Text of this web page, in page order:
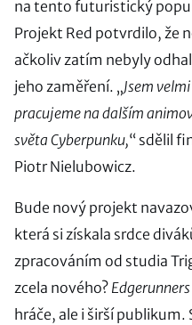
na tento futuristický
Projekt Red potvrdilo, že
ačkoliv zatím nebyly
jeho zaměření. „Jsem
pracujeme na dalším
světa Cyberpunku,“ sdělil
Piotr Nielubowicz.
Bude nový projekt
která si získala srdce
zpracováním od studia
zcela nového? Edgerunners
hráče, ale i širší publikum.